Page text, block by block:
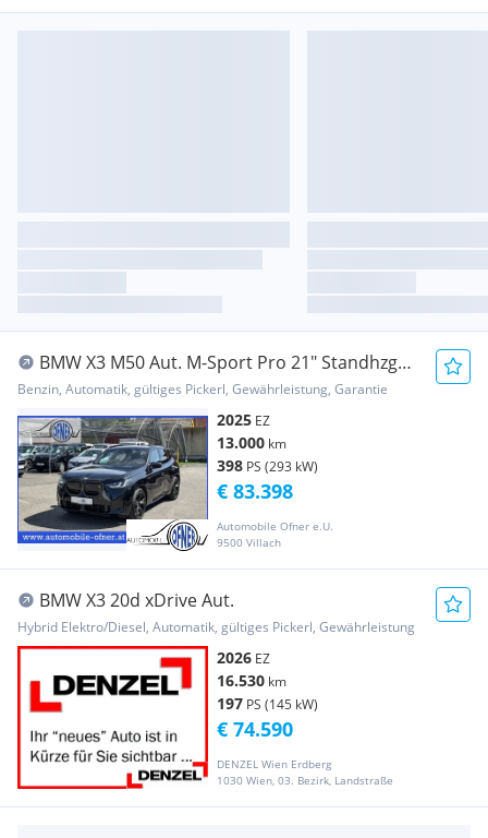
BMW X3 M50 Aut. M-Sport Pro 21" Standhzg
Pano Drivi...
Benzin, Automatik, gültiges Pickerl, Gewährleistung, Garantie
2025 EZ
13.000 km
398 PS (293 kW)
Automobile Ofner e.U.
9500 Villach
€ 83.398
BMW X3 20d xDrive Aut.
Hybrid Elektro/Diesel, Automatik, gültiges Pickerl, Gewährleistung
2026 EZ
16.530 km
197 PS (145 kW)
DENZEL Wien Erdberg
1030 Wien, 03. Bezirk, Landstraße
€ 74.590